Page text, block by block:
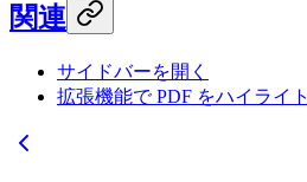
関連
サイドバーを開く
拡張機能で PDF をハイライト